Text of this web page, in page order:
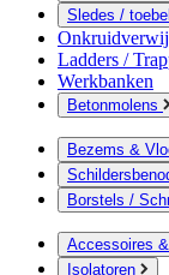
Sledes /
Ladders /
Werkbanken
Betonmolens
Bezems &
Borstels /
Accessoires
Isolatoren